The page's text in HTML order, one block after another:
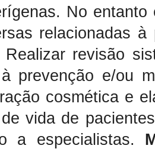
No
relacionadas
Realizar revisão
prevenção e/ou
cosmética e
vida de
a especialistas.